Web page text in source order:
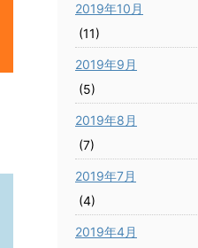
2019年10月
(11)
2019年9月
(5)
2019年8月
(7)
2019年7月
(4)
2019年4月